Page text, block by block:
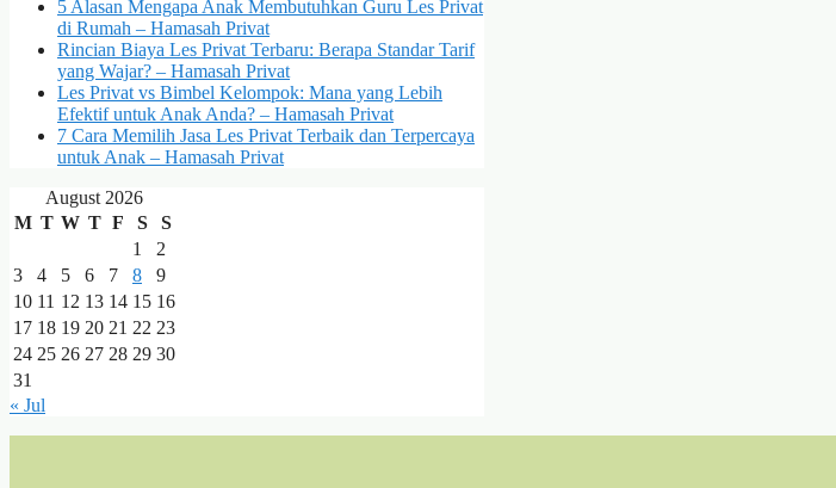
5 Alasan Mengapa Anak Membutuhkan Guru Les Privat
di Rumah – Hamasah Privat
Rincian Biaya Les Privat Terbaru: Berapa Standar Tarif
yang Wajar? – Hamasah Privat
Les Privat vs Bimbel Kelompok: Mana yang Lebih
Efektif untuk Anak Anda? – Hamasah Privat
7 Cara Memilih Jasa Les Privat Terbaik dan Terpercaya
untuk Anak – Hamasah Privat
August 2026
M T W T F S
S
1
2
3
4 5 6 7 8
9
10 11 12 13 14 15 16
17 18 19 20 21 22 23
24 25 26 27 28 29 30
31
« Jul